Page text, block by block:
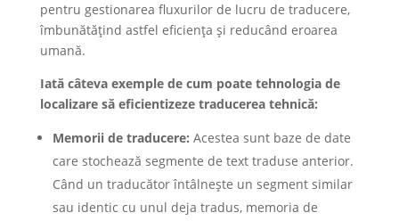
pentru gestionarea fluxurilor de lucru de traducere,
îmbunătățind astfel eficiența și reducând eroarea
umană.
Iată câteva exemple de cum poate tehnologia de
localizare să eficientizeze traducerea tehnică:
Memorii de traducere: Acestea sunt baze de date
care stochează segmente de text traduse anterior.
Când un traducător întâlnește un segment similar
sau identic cu unul deja tradus, memoria de